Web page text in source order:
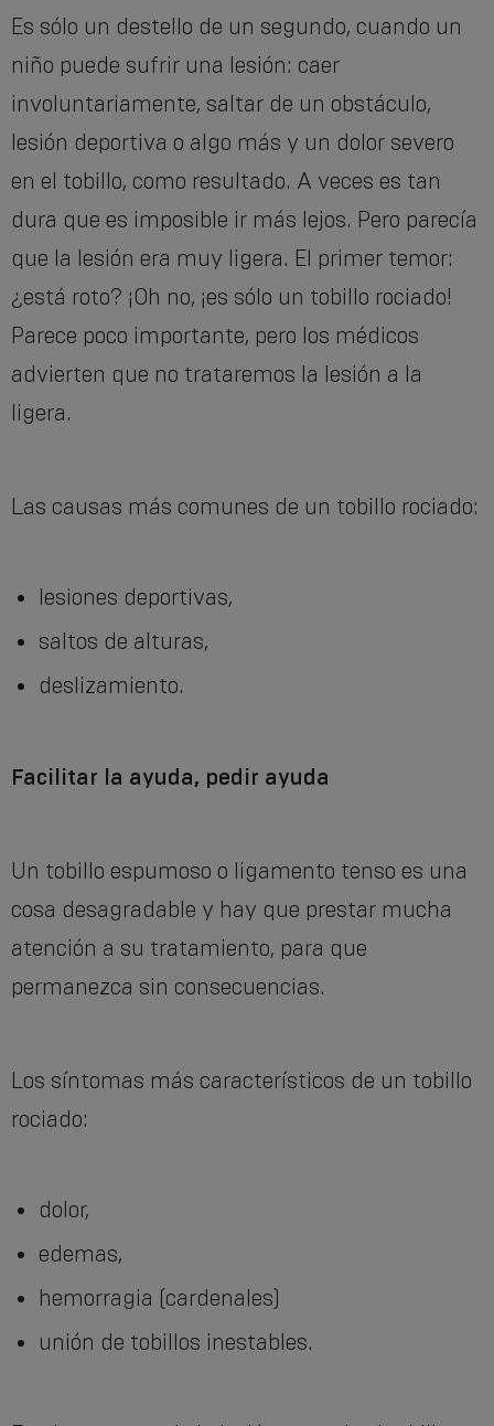
Es sólo un destello de un segundo, cuando un
niño puede sufrir una lesión: caer
involuntariamente, saltar de un obstáculo,
lesión deportiva o algo más y un dolor severo
en el tobillo, como resultado. A veces es tan
dura que es imposible ir más lejos. Pero parecía
que la lesión era muy ligera. El primer temor:
¿está roto? ¡Oh no, ¡es sólo un tobillo rociado!
Parece poco importante, pero los médicos
advierten que no trataremos la lesión a la
ligera.
Las causas más comunes de un tobillo rociado:
lesiones deportivas,
saltos de alturas,
deslizamiento.
Facilitar la ayuda, pedir ayuda
Un tobillo espumoso o ligamento tenso es una
cosa desagradable y hay que prestar mucha
atención a su tratamiento, para que
permanezca sin consecuencias.
Los síntomas más característicos de un tobillo
rociado:
dolor,
edemas,
hemorragia (cardenales)
unión de tobillos inestables.